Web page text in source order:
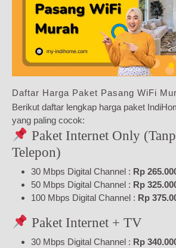
Daftar Harga Paket Pasang WiFi
Berikut daftar lengkap harga paket
yang paling cocok:
Paket Internet Only
Telepon)
30 Mbps Digital Channel : Rp
50 Mbps Digital Channel : Rp
100 Mbps Digital Channel : Rp
Paket Internet + TV
30 Mbps Digital Channel : Rp